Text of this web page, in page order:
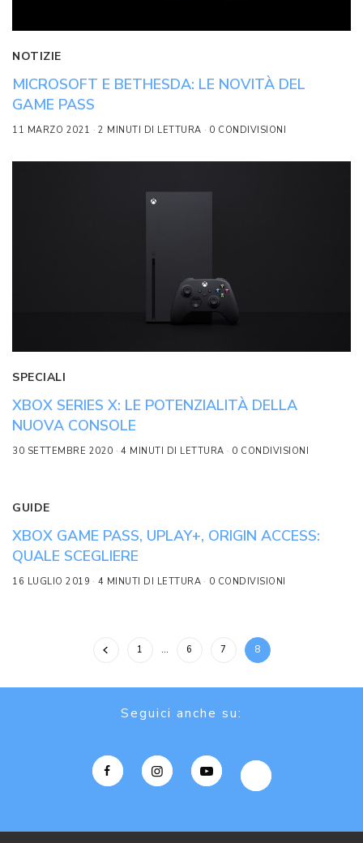
NOTIZIE
MICROSOFT E BETHESDA: LE NOVITÀ DEL
GAME PASS
11 MARZO 2021 2 MINUTI DI LETTURA 0 CONDIVISIONI
SPECIALI
XBOX SERIES X: LE POTENZIALITÀ DELLA
NUOVA CONSOLE
30 SETTEMBRE 2020 4 MINUTI DI LETTURA 0 CONDIVISIONI
GUIDE
XBOX GAME PASS, UPLAY+, ORIGIN ACCESS:
QUALE SCEGLIERE
16 LUGLIO 2019 4 MINUTI DI LETTURA 0 CONDIVISIONI
1 … 6 7 8
Seguici anche su: